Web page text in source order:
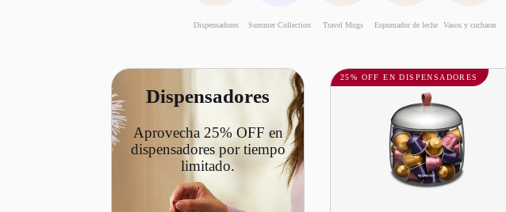
Dispensadores Summer Collection Travel Mugs Espumador de leche Vasos y cucharas
Dispensadores
Aprovecha 25% OFF en
dispensadores por tiempo
limitado.
25% OFF EN DISPENSADORES